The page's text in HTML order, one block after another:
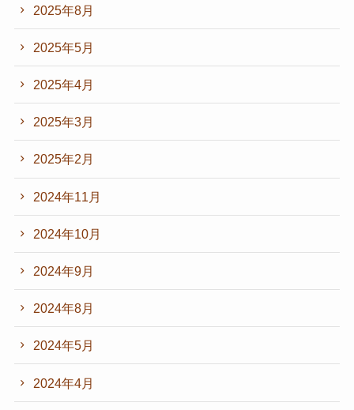
2025年8月
2025年5月
2025年4月
2025年3月
2025年2月
2024年11月
2024年10月
2024年9月
2024年8月
2024年5月
2024年4月